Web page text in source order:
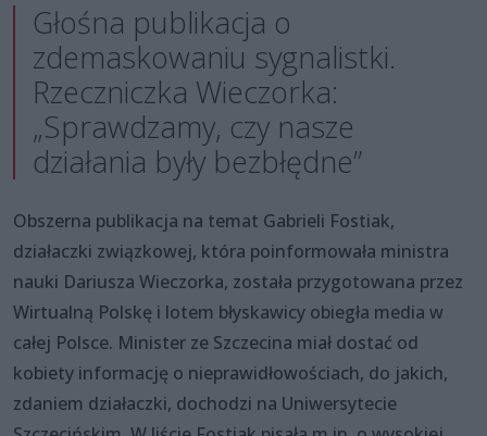
Głośna publikacja o
zdemaskowaniu sygnalistki.
Rzeczniczka Wieczorka:
„Sprawdzamy, czy nasze
działania były bezbłędne”
Obszerna publikacja na temat Gabrieli Fostiak,
działaczki związkowej, która poinformowała ministra
nauki Dariusza Wieczorka, została przygotowana przez
Wirtualną Polskę i lotem błyskawicy obiegła media w
całej Polsce. Minister ze Szczecina miał dostać od
kobiety informację o nieprawidłowościach, do jakich,
zdaniem działaczki, dochodzi na Uniwersytecie